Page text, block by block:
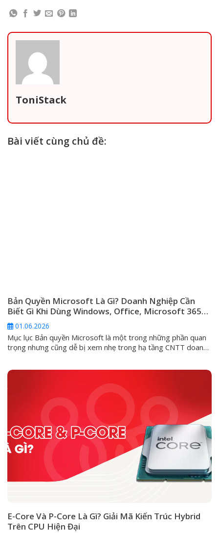
ToniStack
Bài viết cùng chủ đề:
Bản Quyền Microsoft Là Gì? Doanh Nghiệp Cần
Biết Gì Khi Dùng Windows, Office, Microsoft 365
Và Windows Server
01.06.2026
Mục lục Bản quyền Microsoft là một trong những phần quan
trọng nhưng cũng dễ bị xem nhẹ trong hạ tầng CNTT doanh
không, hoặc server có chạy được phần mềm nội bộ...
E-Core Và P-Core Là Gì? Giải Mã Kiến Trúc Hybrid
Trên CPU Hiện Đại